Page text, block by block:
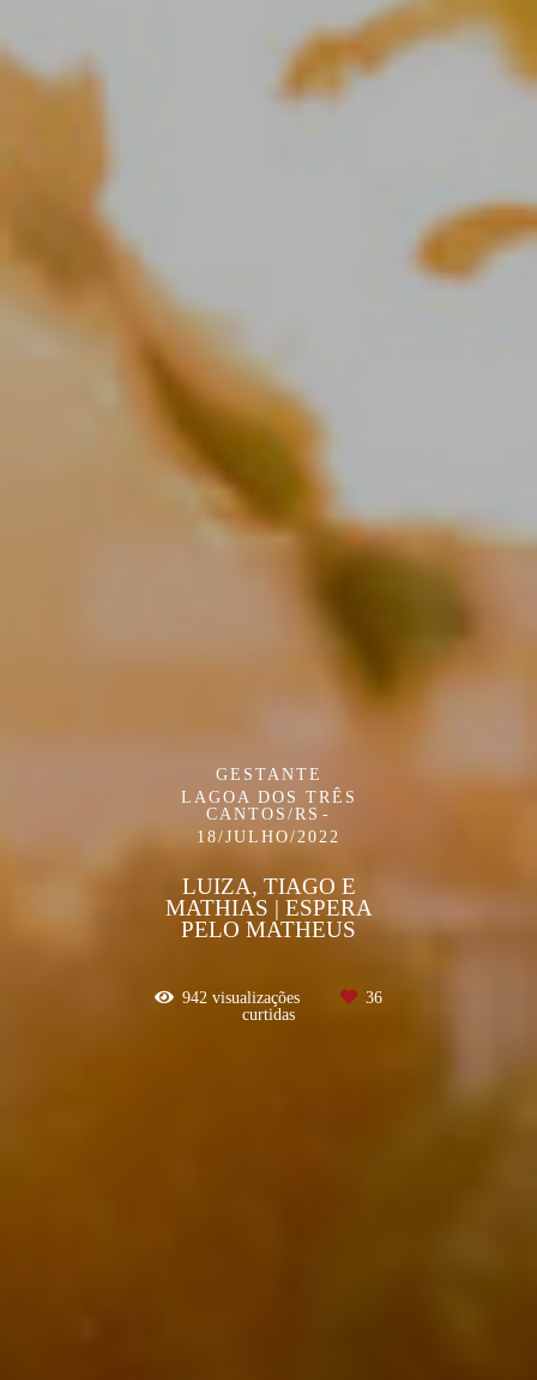
GESTANTE
LAGOA DOS TRÊS
CANTOS/RS
18/JULHO/2022
LUIZA, TIAGO E
MATHIAS | ESPERA
PELO MATHEUS
942 visualizações
36
curtidas